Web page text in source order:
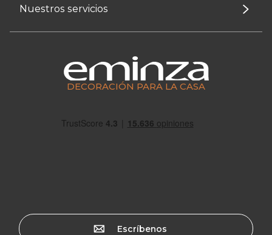
Nuestros servicios
DECORACIÓN PARA LA CASA
Escríbenos